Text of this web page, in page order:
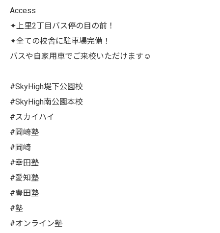
Access
✦上里2丁目バス停の目の前！
✦全ての校舎に駐車場完備！
バスや自家用車でご来校いただけます☺
#SkyHigh堤下公園校
#SkyHigh南公園本校
#スカイハイ
#岡崎塾
#岡崎
#幸田塾
#愛知塾
#豊田塾
#塾
#オンライン塾